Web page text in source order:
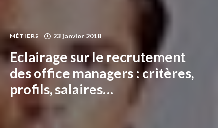
MÉTIERS 23 janvier 2018
Eclairage sur le recrutement
des office managers : critères,
profils, salaires…